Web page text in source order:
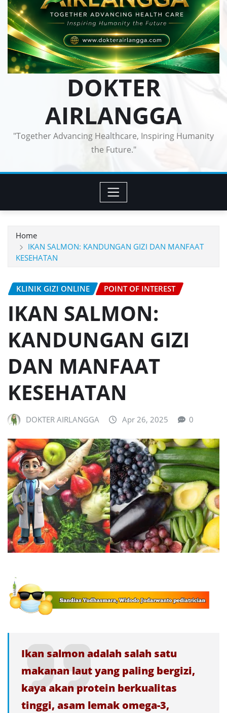
DOKTER
AIRLANGGA
"Together Advancing Healthcare, Inspiring Humanity
the Future."
Home
IKAN SALMON: KANDUNGAN GIZI DAN MANFAAT
KESEHATAN
KLINIK GIZI ONLINE POINT OF INTEREST
IKAN SALMON:
KANDUNGAN GIZI
DAN MANFAAT
KESEHATAN
DOKTER AIRLANGGA Apr 26, 2025 0
Ikan salmon adalah salah satu
makanan laut yang paling bergizi,
kaya akan protein berkualitas
tinggi, asam lemak omega-3,